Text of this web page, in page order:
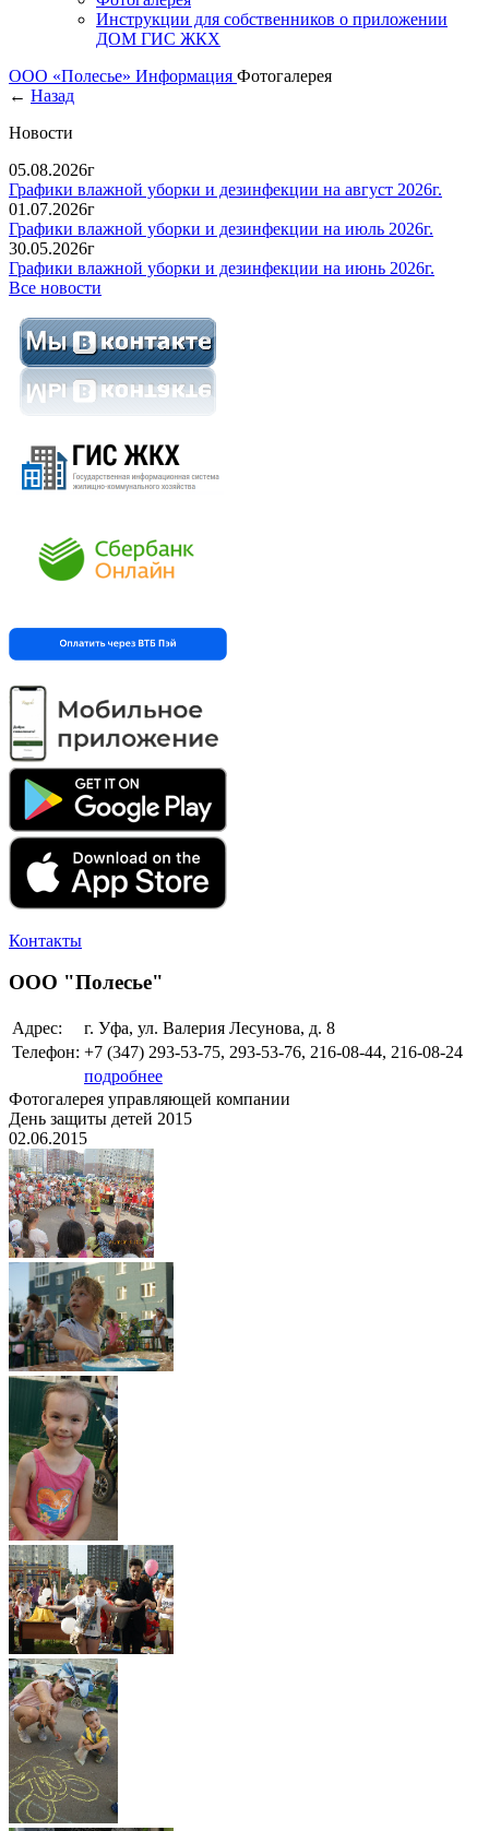
Инструкции для собственников о приложении
ДОМ ГИС ЖКХ
ООО «Полесье» Информация Фотогалерея
← Назад
Новости
05.08.2026г
Графики влажной уборки и дезинфекции на август 2026г.
01.07.2026г
Графики влажной уборки и дезинфекции на июль 2026г.
30.05.2026г
Графики влажной уборки и дезинфекции на июнь 2026г.
Все новости
Контакты
ООО "Полесье"
Адрес:
г. Уфа, ул. Валерия Лесунова, д. 8
Телефон: +7 (347) 293-53-75, 293-53-76, 216-08-44, 216-08-24
подробнее
Фотогалерея управляющей компании
День защиты детей 2015
02.06.2015